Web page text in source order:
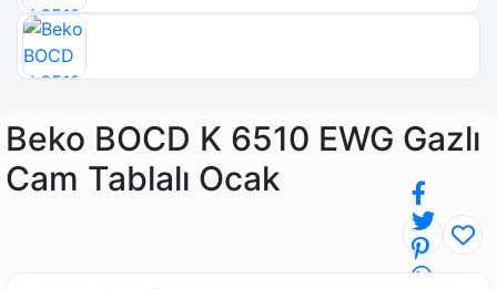
Beko BOCD K 6510 EWG Gazlı
Cam Tablalı Ocak